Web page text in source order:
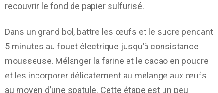
recouvrir le fond de papier sulfurisé.
Dans un grand bol, battre les œufs et le sucre pendant
5 minutes au fouet électrique jusqu’à consistance
mousseuse. Mélanger la farine et le cacao en poudre
et les incorporer délicatement au mélange aux œufs
au moyen d’une spatule. Cette étape est un peu